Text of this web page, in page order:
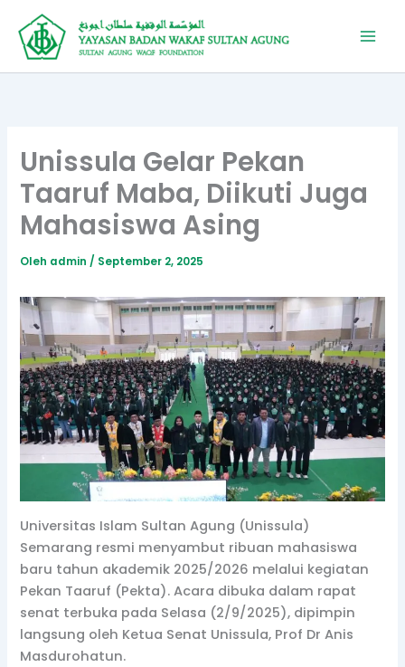
Lewati
konten
Unissula Gelar Pekan
Taaruf Maba, Diikuti Juga
Mahasiswa Asing
Oleh admin/ September 2, 2025
Universitas Islam Sultan Agung (Unissula)
Semarang resmi menyambut ribuan mahasiswa
baru tahun akademik 2025/2026 melalui kegiatan
Pekan Taaruf (Pekta). Acara dibuka dalam rapat
senat terbuka pada Selasa (2/9/2025), dipimpin
langsung oleh Ketua Senat Unissula, Prof Dr Anis
Masdurohatun.